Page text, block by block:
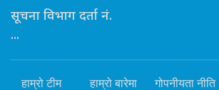
सूचना विभाग दर्ता नं.
...
हाम्रो टीम हाम्रो बारेमा गोपनीयता नीति